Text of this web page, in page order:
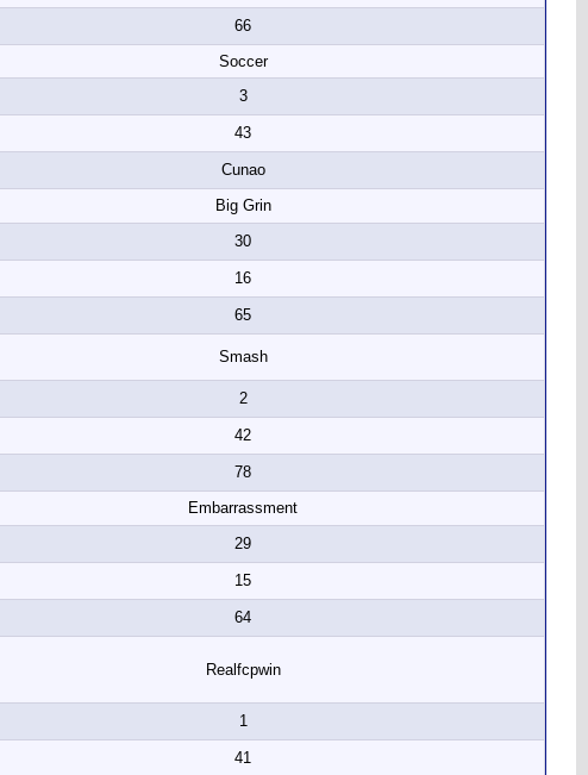
66
Soccer
3
43
Cunao
Big Grin
30
16
65
Smash
2
42
78
Embarrassment
29
15
64
Realfcpwin
1
41